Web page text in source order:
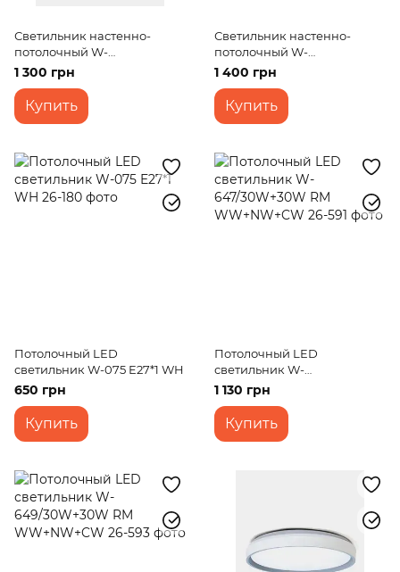
Светильник настенно-
потолочный W-
630/36W+36W WW+NW+CW
1 300 грн
Купить
Светильник настенно-
потолочный W-
641/36W+36W WW+NW+CW
1 400 грн
Купить
Потолочный LED
светильник W-075 E27*1 WH
650 грн
Купить
Потолочный LED
светильник W-
647/30W+30W RM
WW+NW+CW
1 130 грн
Купить